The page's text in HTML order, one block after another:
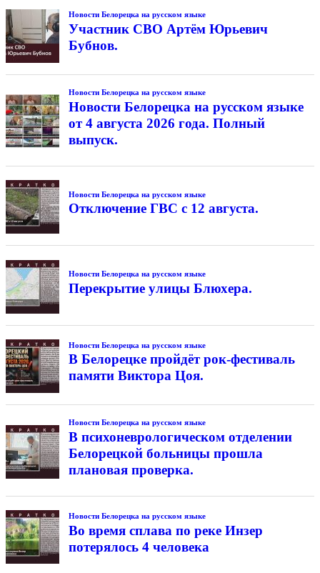
Новости Белорецка на русском языке
Участник СВО Артём Юрьевич
Бубнов.
Новости Белорецка на русском языке
Новости Белорецка на русском языке
от 4 августа 2026 года. Полный
выпуск.
Новости Белорецка на русском языке
Отключение ГВС с 12 августа.
Новости Белорецка на русском языке
Перекрытие улицы Блюхера.
Новости Белорецка на русском языке
В Белорецке пройдёт рок-фестиваль
памяти Виктора Цоя.
Новости Белорецка на русском языке
В психоневрологическом отделении
Белорецкой больницы прошла
плановая проверка.
Новости Белорецка на русском языке
Во время сплава по реке Инзер
потерялось 4 человека